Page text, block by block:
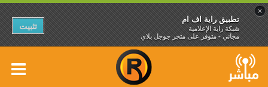
×
تطبيق راية اف ام
شبكة راية الإعلامية
مجاني - متوفر على متجر جوجل بلاي
تثبيت